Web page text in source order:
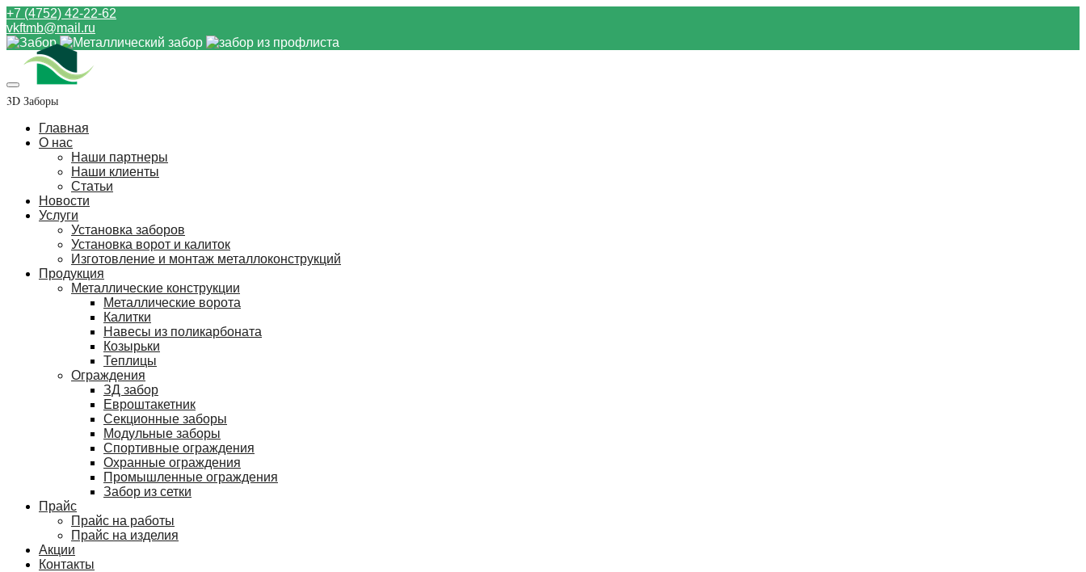
+7 (4752) 42-22-62
vkftmb@mail.ru
3D Заборы
Главная
О нас
Наши партнеры
Наши клиенты
Статьи
Новости
Услуги
Установка заборов
Установка ворот и калиток
Изготовление и монтаж металлоконструкций
Продукция
Металлические конструкции
Металлические ворота
Калитки
Навесы из поликарбоната
Козырьки
Теплицы
Ограждения
ЗД забор
Евроштакетник
Секционные заборы
Модульные заборы
Спортивные ограждения
Охранные ограждения
Промышленные ограждения
Забор из сетки
Прайс
Прайс на работы
Прайс на изделия
Акции
Контакты